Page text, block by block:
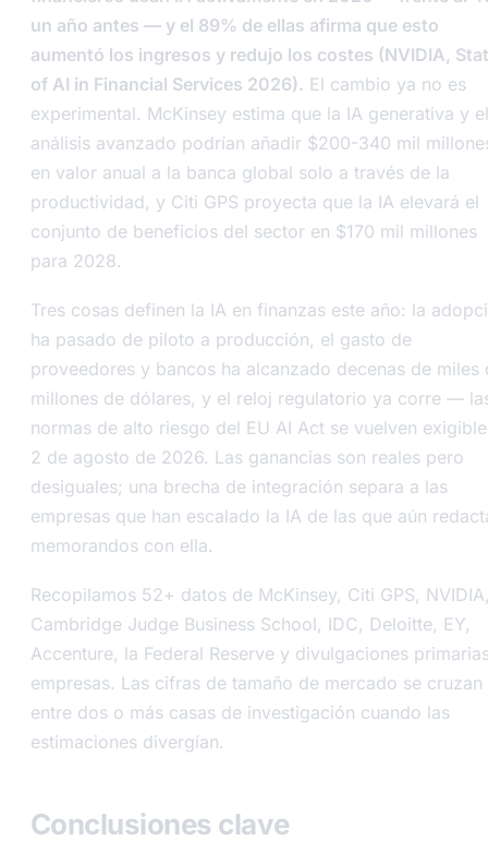
un año antes — y el 89% de ellas afirma que esto
aumentó los ingresos y redujo los costes (NVIDIA,
of AI in Financial Services 2026). El cambio ya no es
experimental. McKinsey estima que la IA generativa y el
análisis avanzado podrían añadir $200-340 mil
en valor anual a la banca global solo a través de la
productividad, y Citi GPS proyecta que la IA elevará el
conjunto de beneficios del sector en $170 mil millones
para 2028.
Tres cosas definen la IA en finanzas este año: la
ha pasado de piloto a producción, el gasto de
proveedores y bancos ha alcanzado decenas de miles
millones de dólares, y el reloj regulatorio ya corre —
normas de alto riesgo del EU AI Act se vuelven
2 de agosto de 2026. Las ganancias son reales pero
desiguales; una brecha de integración separa a las
empresas que han escalado la IA de las que aún
memorandos con ella.
Recopilamos 52+ datos de McKinsey, Citi GPS,
Cambridge Judge Business School, IDC, Deloitte, EY,
Accenture, la Federal Reserve y divulgaciones
empresas. Las cifras de tamaño de mercado se cruzan
entre dos o más casas de investigación cuando las
estimaciones divergían.
Conclusiones clave